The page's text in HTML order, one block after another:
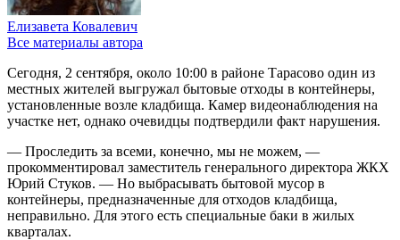
Елизавета Ковалевич
Все материалы автора
Сегодня, 2 сентября, около 10:00 в районе Тарасово один из
местных жителей выгружал бытовые отходы в контейнеры,
установленные возле кладбища. Камер видеонаблюдения на
участке нет, однако очевидцы подтвердили факт нарушения.
— Проследить за всеми, конечно, мы не можем, —
прокомментировал заместитель генерального директора ЖКХ
Юрий Стуков. — Но выбрасывать бытовой мусор в
контейнеры, предназначенные для отходов кладбища,
неправильно. Для этого есть специальные баки в жилых
кварталах.